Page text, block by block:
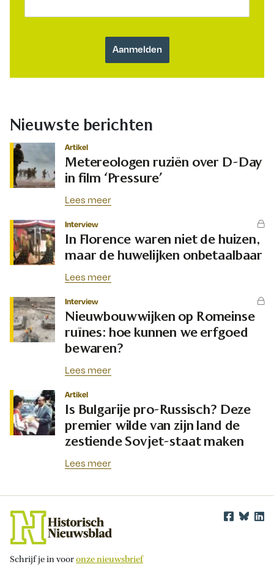
Nieuwste berichten
Artikel
Metereologen ruziën over D-Day
in film ‘Pressure’
Lees meer
Interview
In Florence waren niet de huizen,
maar de huwelijken onbetaalbaar
Lees meer
Interview
Nieuwbouwwijken op Romeinse
ruïnes: hoe kunnen we erfgoed
bewaren?
Lees meer
Artikel
Is Bulgarije pro-Russisch? Deze
premier wilde van zijn land de
zestiende Sovjet-staat maken
Lees meer
Schrijf je in vooronze nieuwsbrief